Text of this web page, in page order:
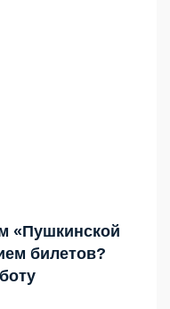
«Пушкинской
билетов?